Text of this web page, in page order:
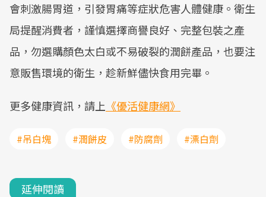
會刺激腸胃道，引發胃痛等症狀危害人體健康。衛生
局提醒消費者，謹慎選擇商譽良好、完整包裝之產
品，勿選購顏色太白或不易破裂的潤餅產品，也要注
意販售環境的衛生，趁新鮮儘快食用完畢。
更多健康資訊，請上 《優活健康網》
#吊白塊 #潤餅皮 #防腐劑 #漂白劑
延伸閱讀